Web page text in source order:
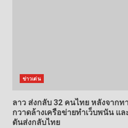
ข่าวเด่น
ลาว ส่งกลับ 32 คนไทย หลังจากท
กวาดล้างเครือข่ายทำเว็บพนัน แ
ดันส่งกลับไทย